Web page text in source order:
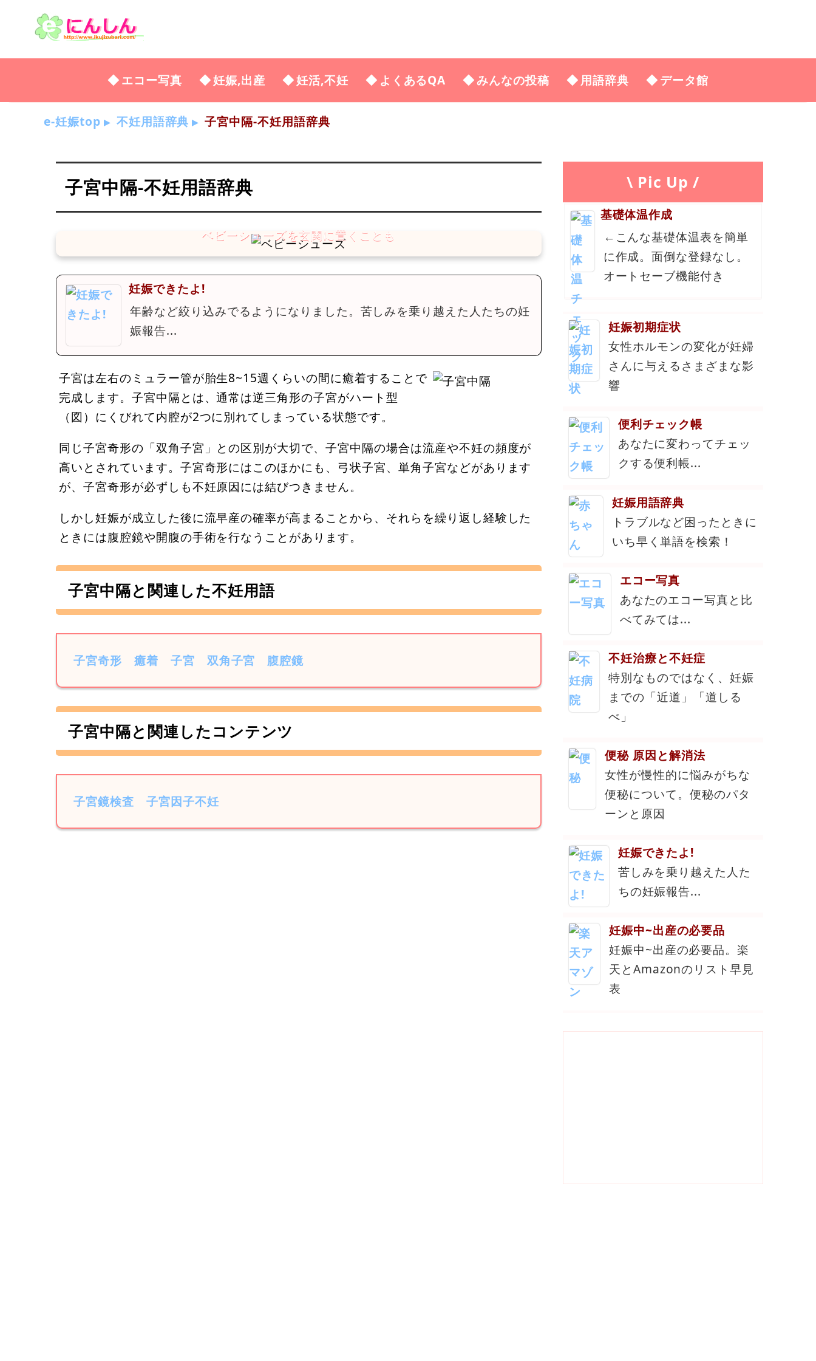
エコー写真 妊娠,出産 妊活,不妊 よくあるQA みんなの投稿 用語辞典 データ館
e-妊娠top 不妊用語辞典 子宮中隔-不妊用語辞典
子宮中隔-不妊用語辞典
妊娠できたよ!
年齢など絞り込みでるようになりました。苦しみを乗り越えた人たちの妊
娠報告...
子宮は左右のミュラー管が胎生8~15週くらいの間に癒着することで
完成します。子宮中隔とは、通常は逆三角形の子宮がハート型
（図）にくびれて内腔が2つに別れてしまっている状態です。
同じ子宮奇形の「双角子宮」との区別が大切で、子宮中隔の場合は流産や不妊の頻度が
高いとされています。子宮奇形にはこのほかにも、弓状子宮、単角子宮などがあります
が、子宮奇形が必ずしも不妊原因には結びつきません。
しかし妊娠が成立した後に流早産の確率が高まることから、それらを繰り返し経験した
ときには腹腔鏡や開腹の手術を行なうことがあります。
子宮中隔と関連した不妊用語
子宮奇形 癒着 子宮 双角子宮 腹腔鏡
子宮中隔と関連したコンテンツ
子宮鏡検査 子宮因子不妊
\ Pic Up /
基礎体温作成
←こんな基礎体温表を簡単
に作成。面倒な登録なし。
オートセーブ機能付き
妊娠初期症状
女性ホルモンの変化が妊婦
さんに与えるさまざまな影
響
便利チェック帳
あなたに変わってチェッ
クする便利帳...
妊娠用語辞典
トラブルなど困ったときに
いち早く単語を検索！
エコー写真
あなたのエコー写真と比
べてみては...
不妊治療と不妊症
特別なものではなく、妊娠
までの「近道」「道しる
べ」
便秘 原因と解消法
女性が慢性的に悩みがちな
便秘について。便秘のパタ
ーンと原因
妊娠できたよ!
苦しみを乗り越えた人た
ちの妊娠報告...
妊娠中~出産の必要品
妊娠中~出産の必要品。楽
天とAmazonのリスト早見
表